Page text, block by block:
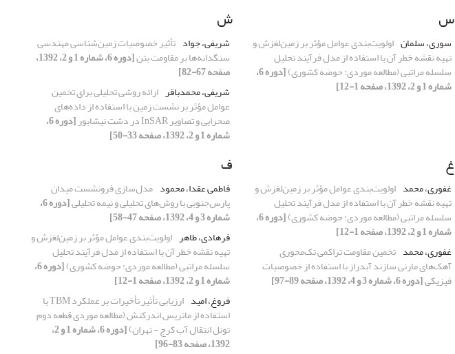
س
سوری، سلمان اولویت‌بندی عوامل مؤثر بر زمین‌لغزش و
تهیه نقشه خطر آن با استفاده از مدل فرآیند تحلیل
سلسله مراتبی (مطالعه موردی: حوضه کشوری) [دوره 6،
شماره 1 و 2، 1392، صفحه 1-12]
ش
شریفی، جواد تأثیر خصوصیات زمین‌شناسی مهندسی
سنگدانه‌ها بر مقاومت بتن [دوره 6، شماره 1 و 2، 1392،
صفحه 67-82]
شریفی، محمدباقر ارائه روشی تحلیلی برای تخمین
عوامل مؤثر بر نشست زمین با استفاده از داده‌های
صحرایی و تصاویر InSAR در دشت نیشابور [دوره 6،
شماره 1 و 2، 1392، صفحه 33-50]
غ
غفوری، محمد اولویت‌بندی عوامل مؤثر بر زمین‌لغزش و
تهیه نقشه خطر آن با استفاده از مدل فرآیند تحلیل
سلسله مراتبی (مطالعه موردی: حوضه کشوری) [دوره 6،
شماره 1 و 2، 1392، صفحه 1-12]
غفوری، محمد تخمین مقاومت تراکمی تک‌محوری
آهک‌های مارنی سازند آبدراز با استفاده از خصوصیات
فیزیکی[دوره 6، شماره 3 و 4، 1392، صفحه 89-97]
ف
فاطمی عقدا، محمود مدل‌سازی فرونشست میدان
پارس‌جنوبی با روش‌های تحلیلی و نیمه تحلیلی [دوره 6،
شماره 3 و 4، 1392، صفحه 47-58]
فرهادی، طاهر اولویت‌بندی عوامل مؤثر بر زمین‌لغزش و
تهیه نقشه خطر آن با استفاده از مدل فرآیند تحلیل
سلسله مراتبی (مطالعه موردی: حوضه کشوری) [دوره 6،
شماره 1 و 2، 1392، صفحه 1-12]
فروغ، امید
ارزیابی تأثیر تأخیرات بر عملکرد TBM با
استفاده از ماتریس اندرکنش (مطالعه موردی قطعه دوم
تونل انتقال آب کرج - تهران) [دوره 6، شماره 1 و 2،
1392، صفحه 83-96]